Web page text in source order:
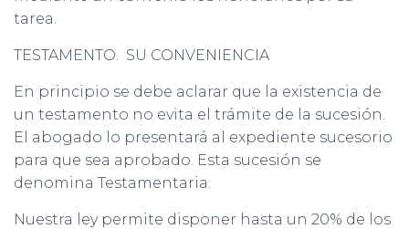
tarea.
TESTAMENTO. SU CONVENIENCIA
En principio se debe aclarar que la existencia de
un testamento no evita el trámite de la sucesión.
El abogado lo presentará al expediente sucesorio
para que sea aprobado. Esta sucesión se
denomina Testamentaria.
Nuestra ley permite disponer hasta un 20% de los